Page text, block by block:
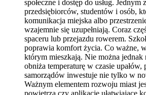
społeczne i dostęp do usług.
przedsiębiorców, studentów i osób,
komunikacja miejska albo
wzajemnie się uzupełniają. Coraz
spaceru lub przejazdu rowerem.
poprawia komfort życia. Co ważne,
którym mieszkają. Nie można jednak
obniża temperaturę w czasie
samorządów inwestuje nie tylko w
Ważnym elementem rozwoju miast
powietrza czy aplikacje ułatwiające